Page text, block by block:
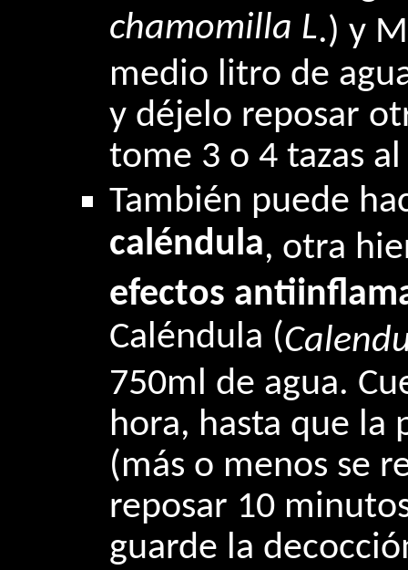
chamomilla L.) y
medio litro de
y déjelo reposar
tome 3 o 4 tazas
También puede
caléndula, otra
efectos
Caléndula (
750ml de agua.
hora, hasta que la
(más o menos se
reposar 10
guarde la